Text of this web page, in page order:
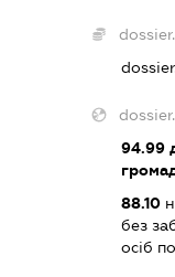
94.99
88.10
без
осіб